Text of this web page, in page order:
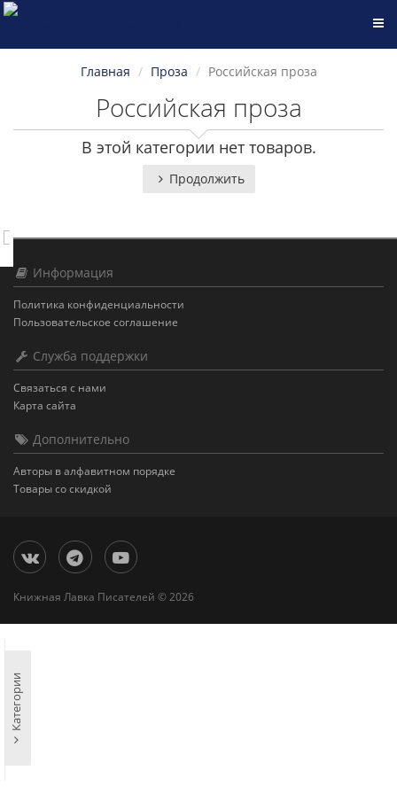
Главная Проза Российская проза
Российская проза
В этой категории нет товаров.
Продолжить
Информация
Политика конфиденциальности
Пользовательское соглашение
Служба поддержки
Связаться с нами
Карта сайта
Дополнительно
Авторы в алфавитном порядке
Товары со скидкой
Книжная Лавка Писателей © 2026
Категории